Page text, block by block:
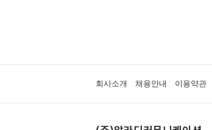
회사소개 채용안내 이용약관